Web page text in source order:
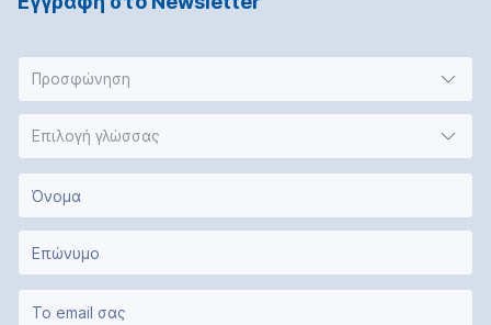
Προσφώνηση
Επιλογή γλώσσας